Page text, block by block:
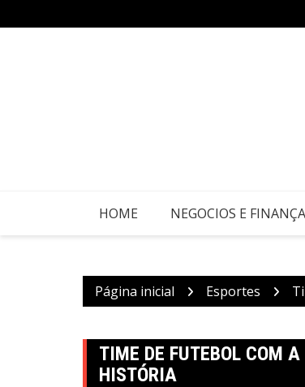
para
HOME NEGOCIOS E
Página inicial Esportes
TIME DE FUTEBOL COM
HISTÓRIA